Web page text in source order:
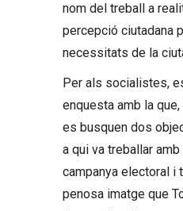
nom del treball a
percepció ciutadana
necessitats de la
Per als socialistes,
enquesta amb la
es busquen dos
a qui va treballar
campanya electoral i
penosa imatge que